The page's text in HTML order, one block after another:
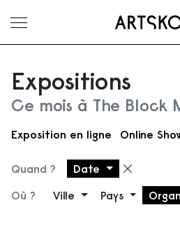
Ouvrir le menu
Expositions
Ce mois à The Block
Exposition en ligne Online
Quand ? Date
Où ? Ville Pays